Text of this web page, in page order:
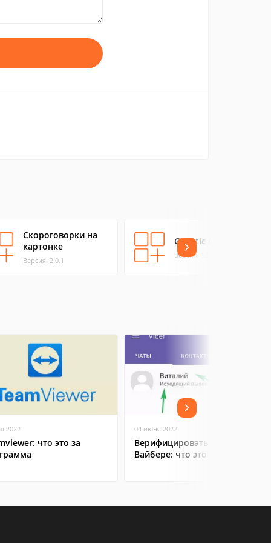
Скороговорки на
картонке
Версия: 2.0.1
Genetic Code Pro
Версия: 1.5
2022
что это за
04 июня 2022
Верифицировать контакт в
Вайбере: что это значит